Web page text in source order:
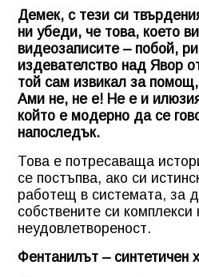
Демек, с тези си
ни убеди, че това, което
видеозаписите – побой,
издевателство над Явор
той сам извикал за
Ами не, не е! Не е и
който е модерно да се
напоследък.
Това е потресаваща
се постъпва, ако си
работещ в системата, за
собствените си комплекси
неудовлетвореност.
Фентанилът – синтетичен